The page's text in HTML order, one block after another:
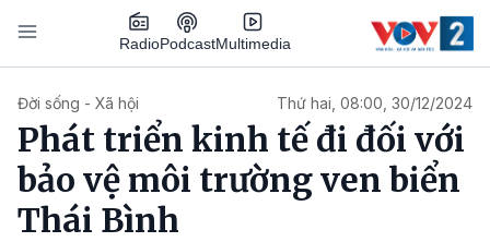
Nhảy đến nội dung
RadioPodcastMultimedia
Đời sống - Xã hội Thứ hai, 08:00, 30/12/2024
Phát triển kinh tế đi đối với
bảo vệ môi trường ven biển
Thái Bình